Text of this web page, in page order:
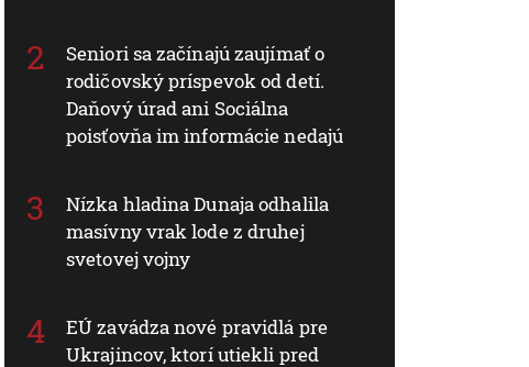
Seniori sa začínajú zaujímať o
rodičovský príspevok od detí.
Daňový úrad ani Sociálna
poisťovňa im informácie nedajú
Nízka hladina Dunaja odhalila
masívny vrak lode z druhej
svetovej vojny
EÚ zavádza nové pravidlá pre
Ukrajincov, ktorí utiekli pred